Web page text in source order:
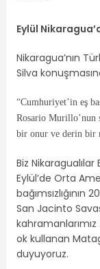
Eylül
Nikaragua’nın
Silva
“Cumhuriyet’in eş
Rosario Murillo’nun
bir onur ve derin bir
Biz Nikaragualılar
Eylül’de Orta
bağımsızlığının
San Jacinto
ok kullanan
duyuyoruz.